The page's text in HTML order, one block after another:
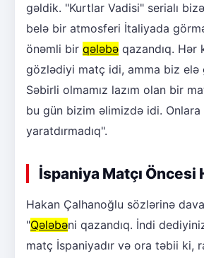
gəldik. "Kurtlar Vadisi" serialı
belə bir atmosferi İtaliyada
önəmli bir qələbə qazandıq. Hər
gözlədiyi matç idi, amma biz elə
Səbirli olmamız lazım olan bir
bu gün bizim əlimizdə idi.
yaratdırmadıq".
İspaniya Matçı Öncesi
Hakan Çalhanoğlu sözlərinə
"Qələbəni qazandıq. İndi
matç İspaniyadır və ora təbii ki,